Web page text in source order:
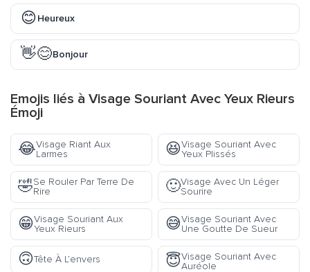
😊 Heureux
👋😊Bonjour
Emojis liés à Visage Souriant Avec Yeux Rieurs
Émoji
😂Visage Riant Aux
Larmes
😆Visage Souriant Avec
Yeux Plissés
🤣Se Rouler Par Terre De
Rire
🙂Visage Avec Un Léger
Sourire
😁Visage Souriant Aux
Yeux Rieurs
😅Visage Souriant Avec
Une Goutte De Sueur
🙃Tête À L’envers 😇Visage Souriant Avec
Auréole